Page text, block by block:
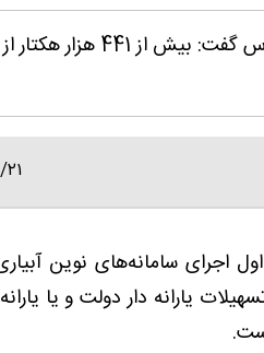
فارس-ایانا- رئیس سازمان جهاد
اجرای سامانه‌های نوین
با استفاده از تسهیلات یارانه دار